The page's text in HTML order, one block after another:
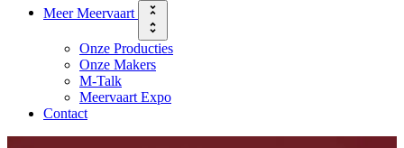
Meer Meervaart
Onze Producties
Onze Makers
M-Talk
Meervaart Expo
Contact